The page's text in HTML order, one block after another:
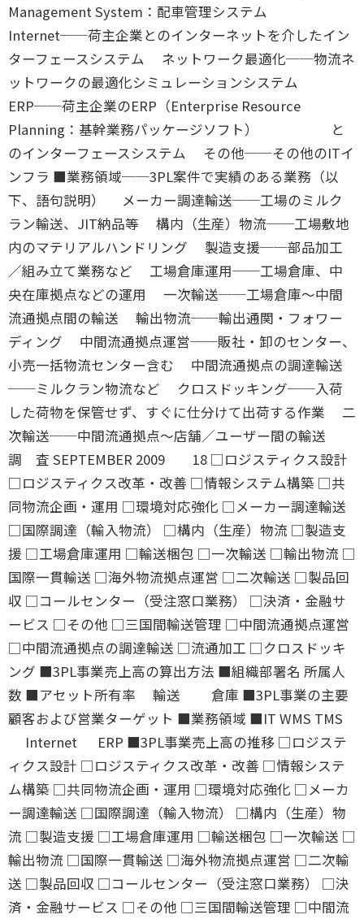
Management System：配車管理システム
Internet──荷主企業とのインターネットを介したイン
ターフェースシステム ネットワーク最適化──物流ネ
ットワークの最適化シミュレーションシステム
ERP──荷主企業のERP（Enterprise Resource
Planning：基幹業務パッケージソフト） と
のインターフェースシステム その他──その他のITイ
ンフラ ■業務領域──3PL案件で実績のある業務（以
下、語句説明） メーカー調達輸送──工場のミルク
ラン輸送、JIT納品等 構内（生産）物流──工場敷地
内のマテリアルハンドリング 製造支援──部品加工
／組み立て業務など 工場倉庫運用──工場倉庫、中
央在庫拠点などの運用 一次輸送──工場倉庫〜中間
流通拠点間の輸送 輸出物流──輸出通関・フォワー
ディング 中間流通拠点運営──販社・卸のセンター、
小売一括物流センター含む 中間流通拠点の調達輸送
──ミルクラン物流など クロスドッキング──入荷
した荷物を保管せず、すぐに仕分けて出荷する作業 二
次輸送──中間流通拠点〜店舗／ユーザー間の輸送
調 査 SEPTEMBER 2009 18 □ロジスティクス設計
□ロジスティクス改革・改善 □情報システム構築 □共
同物流企画・運用 □環境対応強化 □メーカー調達輸送
□国際調達（輸入物流） □構内（生産）物流 □製造支
援 □工場倉庫運用 □輸送梱包 □一次輸送 □輸出物流 □
国際一貫輸送 □海外物流拠点運営 □二次輸送 □製品回
収 □コールセンター（受注窓口業務） □決済・金融サ
ービス □その他 □三国間輸送管理 □中間流通拠点運営
□中間流通拠点の調達輸送 □流通加工 □クロスドッキ
ング ■3PL事業売上高の算出方法 ■組織部署名 所属人
数 ■アセット所有率 輸送 倉庫 ■3PL事業の主要
顧客および営業ターゲット ■業務領域 ■IT WMS TMS
Internet ERP ■3PL事業売上高の推移 □ロジステ
ィクス設計 □ロジスティクス改革・改善 □情報システ
ム構築 □共同物流企画・運用 □環境対応強化 □メーカ
ー調達輸送 □国際調達（輸入物流） □構内（生産）物
流 □製造支援 □工場倉庫運用 □輸送梱包 □一次輸送 □
輸出物流 □国際一貫輸送 □海外物流拠点運営 □二次輸
送 □製品回収 □コールセンター（受注窓口業務） □決
済・金融サービス □その他 □三国間輸送管理 □中間流